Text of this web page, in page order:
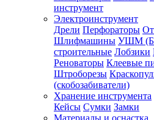
инструмент
Электроинструмент
Дрели Перфораторы
Шлифмашины УШМ
строительные Лобзики
Реноваторы Клеевые
Штроборезы
(скобозабиватели)
Хранение инструмента
Кейсы Сумки Замки
Материалы и оснастка